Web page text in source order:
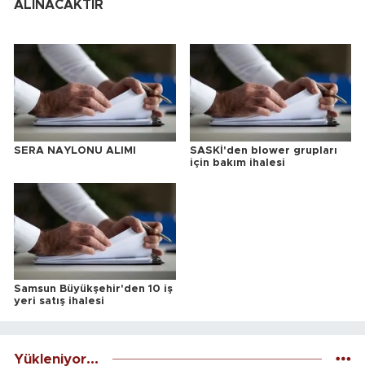
ALINACAKTIR
SERA NAYLONU ALIMI
SASKİ'den blower grupları
için bakım ihalesi
Samsun Büyükşehir'den 10 iş
yeri satış ihalesi
Yükleniyor...